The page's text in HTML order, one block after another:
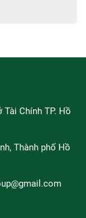
Tài Chính TP. Hồ
Thành phố Hồ